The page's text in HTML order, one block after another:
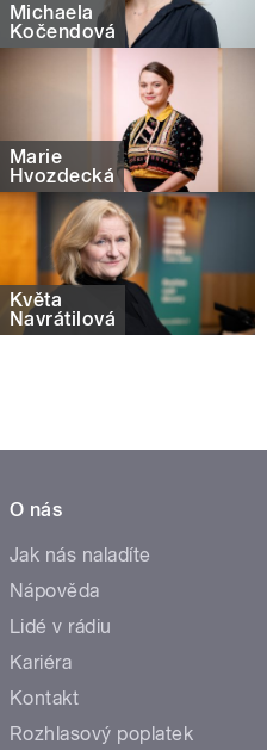
Michaela
Kočendová
Marie
Hvozdecká
Květa
Navrátilová
O nás
Jak nás naladíte
Nápověda
Lidé v rádiu
Kariéra
Kontakt
Rozhlasový poplatek